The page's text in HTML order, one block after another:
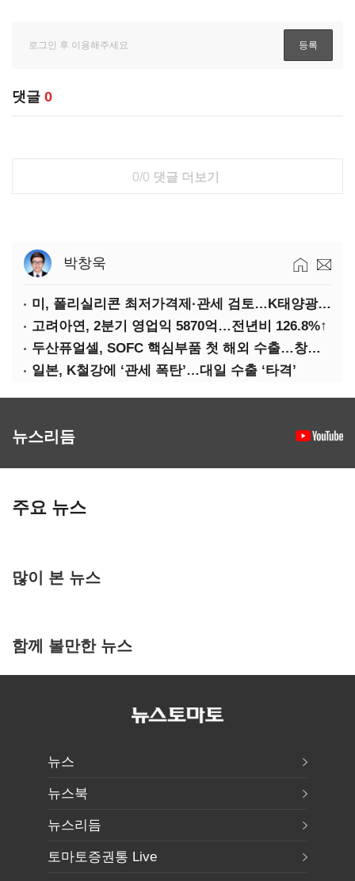
댓글 0
0/0 댓글 더보기
박창욱
미, 폴리실리콘 최저가격제·관세 검토…K태양광 입지 확대 기대
고려아연, 2분기 영업익 5870억…전년비 126.8%↑
두산퓨얼셀, SOFC 핵심부품 첫 해외 수출…창사 이래 최대 규모
일본, K철강에 ‘관세 폭탄’…대일 수출 ‘타격’
뉴스리듬
주요 뉴스
많이 본 뉴스
함께 볼만한 뉴스
뉴스
뉴스북
뉴스리듬
토마토증권통 Live